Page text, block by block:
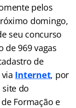
pelos
domingo,
seu concurso
969 vagas
de
Internet, por
do
Formação e